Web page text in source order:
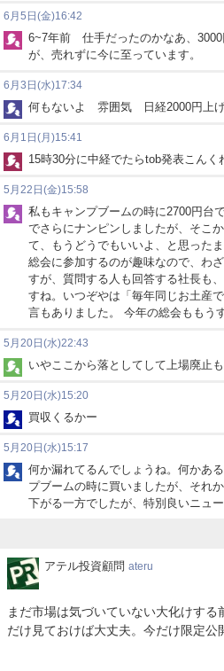
6月5日(金)16:42
6~7年前 仕手だったのかなあ、
が、売れずに今に至っています。
6月3日(水)17:34
何もないよ 雰囲気 日経2000円上げ
6月1日(月)15:41
15時30分に中経でたらtob発表こんく
5月22日(金)15:58
私もキャンプブームの時に2700円台
でさらにナンピンしましたが、そこ
て、もうどうでもいいよ、と思った
総会に参加するのが趣味なので、わ
すが、質問する人も回答する社長も
すね。いつぞやは「毎年同じお土産
言もありました。 今年の総会ももう
5月20日(水)22:43
いやここから落としてして上場廃止
5月20日(水)15:20
買収くるかー
5月20日(水)15:17
何か漏れてるんでしょうね。何かあ
プブームの時に買いましたが、それ
下がる一方でしたが、特別良いニュ
ア
投
資
アテル投資顧問 ateru
まだ市場は気づいていない大化けす
だけ見ておけば大丈夫。今だけ限定公